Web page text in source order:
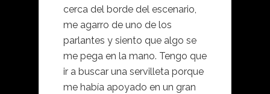
cerca del borde del escenario,
me agarro de uno de los
parlantes y siento que algo se
me pega en la mano. Tengo que
ir a buscar una servilleta porque
me había apoyado en un gran